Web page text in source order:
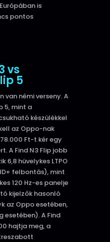
is
pontos
vs
5
némi verseny. A
5, mint a
készülékkel
az Oppo-nak
Ft-t kér egy
A Find N3 Flip jobb
6,8 hüvelykes LTPO
felbontás), mint
120 Hz-es panelje
kijelzők hasonló
az Oppo esetében,
esetében). A Find
hajtja meg, a